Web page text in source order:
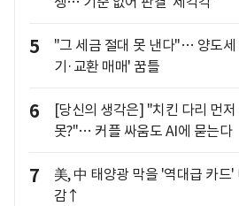
5
"그 세금 절대 못 낸다"… 양도세
기·교환 매매' 꿈틀
6
[당신의 생각은] "치킨 다리 먼
못?"… 커플 싸움도 AI에 묻는다
7
美, 中 태양광 막을 '역대급 카
감↑